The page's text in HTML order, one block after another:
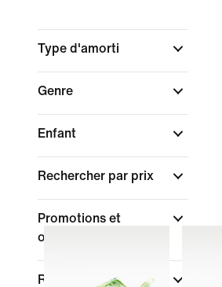
Type d'amorti
Genre
Enfant
Rechercher par prix
Promotions et
offres
Réductions produits